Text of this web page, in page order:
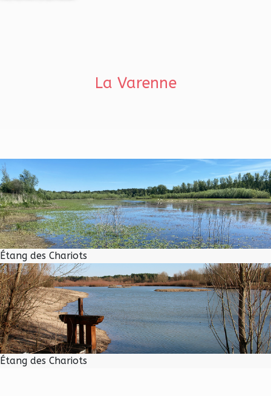
La Varenne
Étang des Chariots
Étang des Chariots